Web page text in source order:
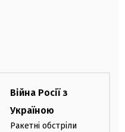
Війна Росії з
Україною
Ракетні обстріли